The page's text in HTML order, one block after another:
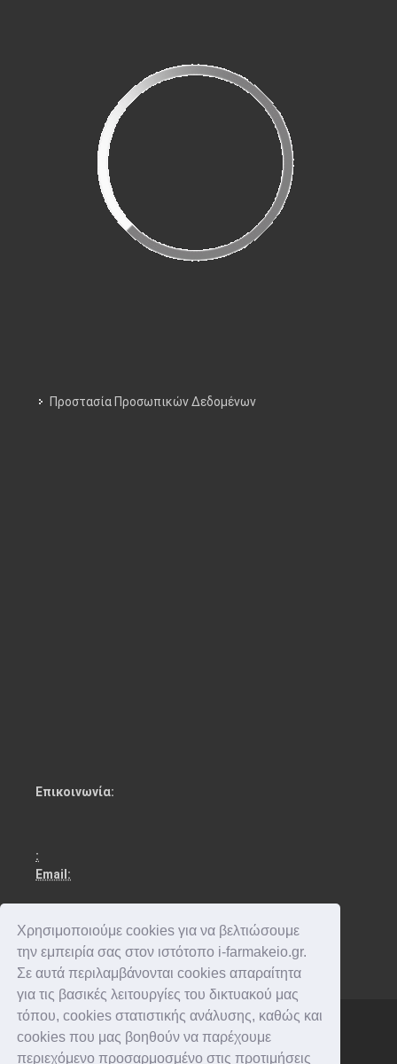
Χρησιμοποιούμε cookies για να βελτιώσουμε
την εμπειρία σας στον ιστότοπο i-farmakeio.gr.
Σε αυτά περιλαμβάνονται cookies απαραίτητα
για τις βασικές λειτουργίες του δικτυακού μας
τόπου, cookies στατιστικής ανάλυσης, καθώς και
cookies που μας βοηθούν να παρέχουμε
περιεχόμενο προσαρμοσμένο στις προτιμήσεις
Προστασία Προσωπικών Δεδομένων
Επικοινωνία:
:
Email:
Copyright © 2016-2026 . All rights reserved.